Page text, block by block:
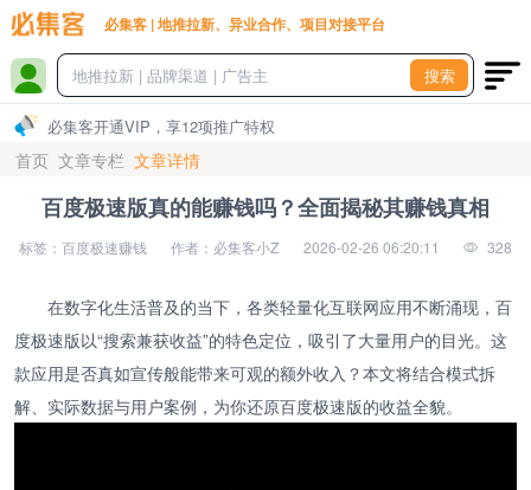
必集客 | 地推拉新、异业合作、项目对接平台
搜索
必集客开通VIP，享12项推广特权
首页 文章专栏 文章详情
百度极速版真的能赚钱吗？全面揭秘其赚钱真相
标签：百度极速赚钱 作者：必集客小Z 2026-02-26 06:20:11 328
在数字化生活普及的当下，各类轻量化互联网应用不断涌现，百
度极速版以“搜索兼获收益”的特色定位，吸引了大量用户的目光。这
款应用是否真如宣传般能带来可观的额外收入？本文将结合模式拆
解、实际数据与用户案例，为你还原百度极速版的收益全貌。